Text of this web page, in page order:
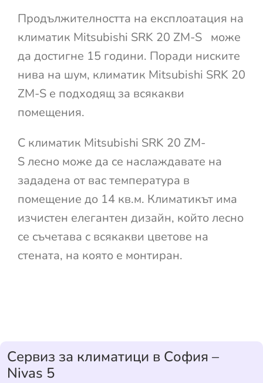
Продължителността на експлоатация на
климатик Mitsubishi SRK 20 ZM-S може
да достигне 15 години. Поради ниските
нива на шум, климатик Mitsubishi SRK 20
ZM-S е подходящ за всякакви
помещения.
С климатик Mitsubishi SRK 20 ZM-
S лесно може да се наслаждавате на
зададена от вас температура в
помещение до 14 кв.м. Климатикът има
изчистен елегантен дизайн, който лесно
се съчетава с всякакви цветове на
стената, на която е монтиран.
Сервиз за климатици в София –
Nivas 5